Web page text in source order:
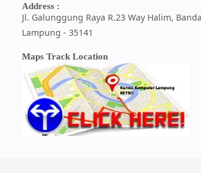
Address :
Jl. Galunggung Raya R.23 Way Halim,
Lampung - 35141
Maps Track Location